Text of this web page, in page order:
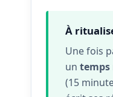
À
Une fois
un
(15